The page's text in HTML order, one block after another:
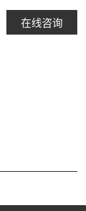
在线咨询